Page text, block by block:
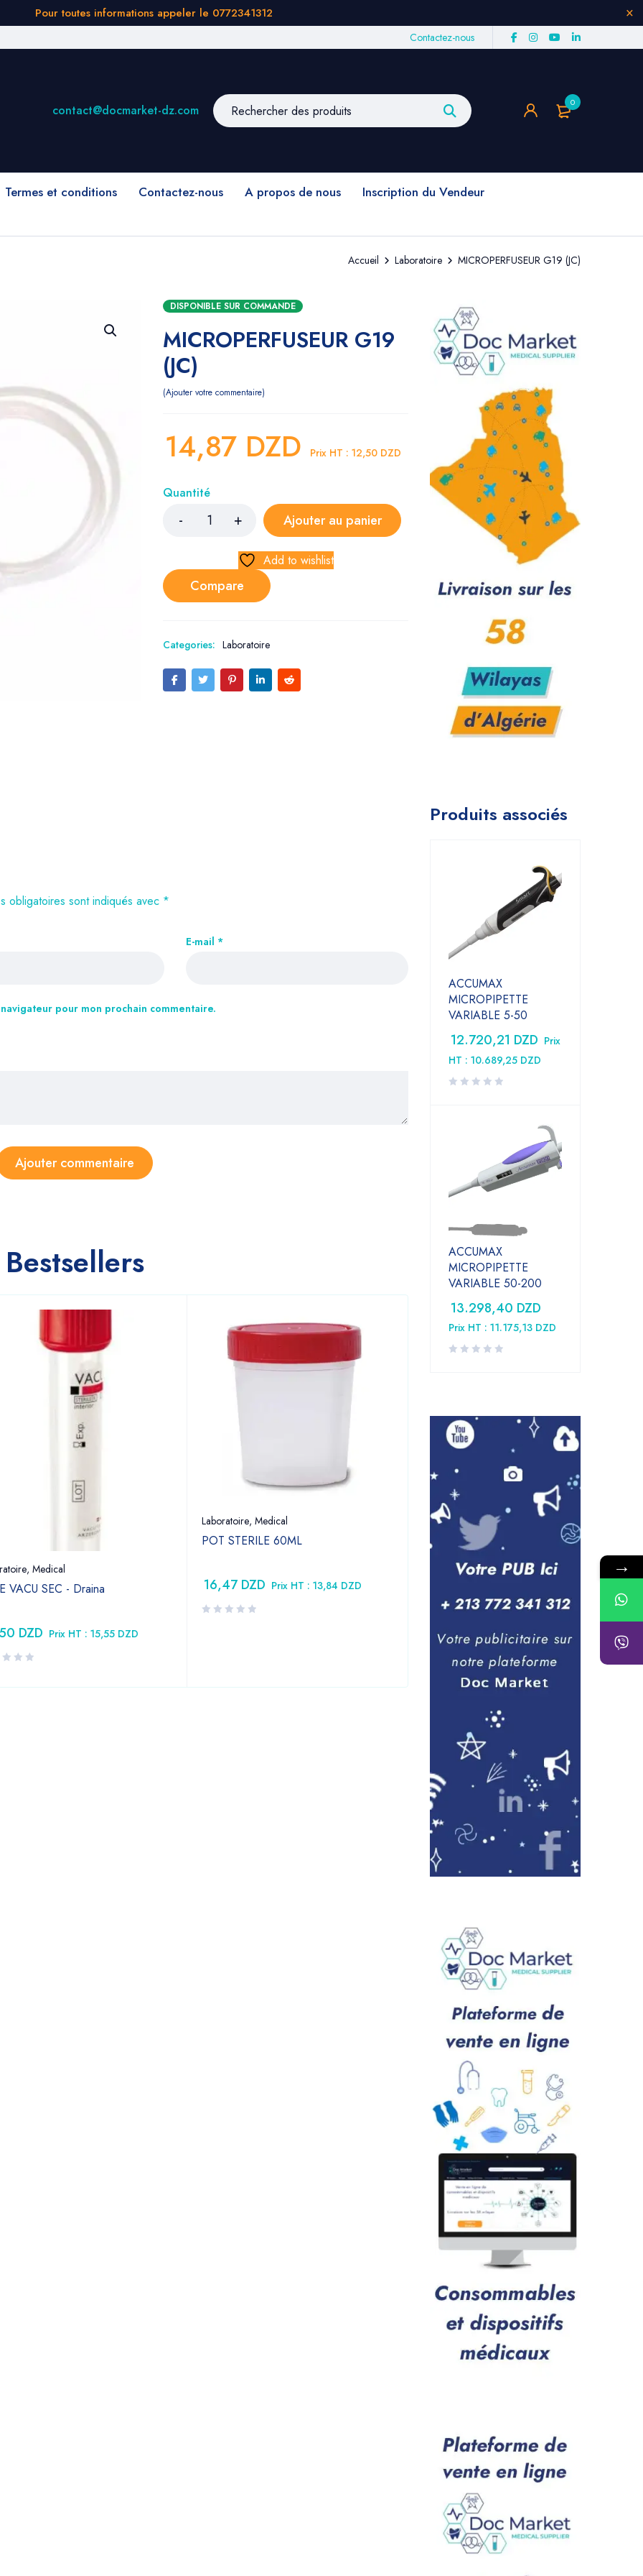
Pour toutes informations appeler le 0772341312
Contactez-nous
0
contact@docmarket-dz.com
Termes et conditions Contactez-nous A propos de nous Inscription du Vendeur
Accueil Laboratoire MICROPERFUSEUR G19 (JC)
DISPONIBLE SUR COMMANDE
MICROPERFUSEUR G19
(JC)
Ajouter votre commentaire
14,87 DZD Prix HT : 12,50 DZD
Quantité
Ajouter au panier
Add to wishlist
Compare
Categories: Laboratoire
obligatoires sont indiqués avec *
E-mail *
pour mon prochain commentaire.
Bestsellers
, Medical
VACU SEC - Draina
DZD Prix HT : 15,55 DZD
Laboratoire, Medical
POT STERILE 60ML
16,47DZD Prix HT : 13,84 DZD
Laboratoire,Medical
Tube conique 15 ml
Produits associés
ACCUMAX
MICROPIPETTE
VARIABLE 5-50
12.720,21 DZD Prix
HT : 10.689,25 DZD
ACCUMAX
MICROPIPETTE
VARIABLE 50-200
13.298,40 DZD
Prix HT : 11.175,13 DZD
→